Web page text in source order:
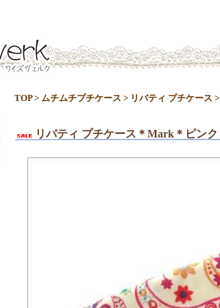
TOP> ムチムチプチケース > リバティ プチケース >
リバティ プチケース＊Mark＊ピンク